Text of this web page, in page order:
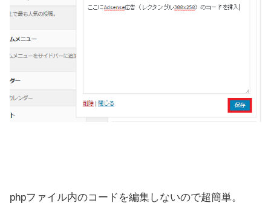
phpファイル内のコードを編集しないので超簡単。